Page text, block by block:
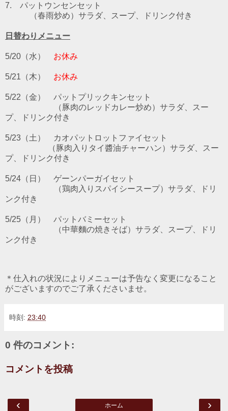
7. パットウンセンセット
（春雨炒め）サラダ、スープ、ドリンク付き
日替わりメニュー
5/20（水） お休み
5/21 （木） お休み
5/22（金） パットプリックキンセット
（豚肉のレッドカレー炒め）サラダ、スー
プ、ドリンク付き
5/23（土） カオパットロットファイ セット
（豚肉入りタイ醬油チャーハン）サラダ、スー
プ、ドリンク付き
5/24（日） ゲーンパーガイ セット
（鶏肉入りスパイシースープ）サラダ、ドリ
ンク付き
5/25 （月） パットバミーセット
（中華麵の焼きそば）サラダ、スープ、ドリ
ンク付き
＊仕入れの状況によりメニューは予告なく変更になること
がございますのでご了承くださいませ。
時刻: 23:40
0 件のコメント:
コメントを投稿
‹ ›
ホーム